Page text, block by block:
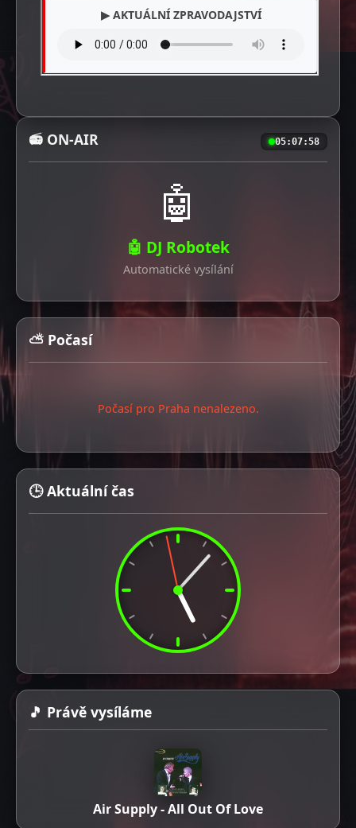
📻 ON-AIR 05:07:59
🤖
🤖 DJ Robotek
Automatické vysílání
⛅ Počasí
Počasí pro Praha nenalezeno.
🕒 Aktuální čas
🎵 Právě vysíláme
Air Supply - All Out Of Love